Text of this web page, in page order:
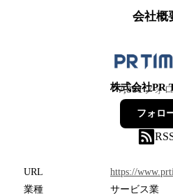
会社概
株式会社PR
7,881フォ
フォロ
URL
https://
業種
サービス業